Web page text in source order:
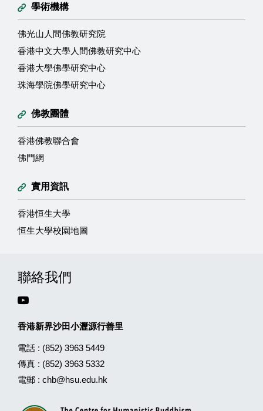
學術機構
佛光山人間佛教研究院
香港中文大學人間佛教研究中心
香港大學佛學研究中心
珠海學院佛學研究中心
佛教團體
香港佛教聯合會
佛門網
實用資訊
香港恒生大學
恒生大學校園地圖
聯絡我們
香港新界沙田小瀝源行善里
電話 : (852) 3963 5449
傳真 : (852) 3963 5332
電郵 : chb@hsu.edu.hk